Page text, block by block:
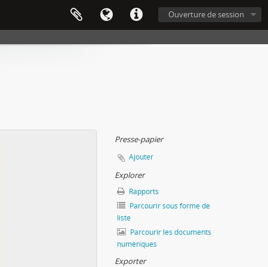
Ouverture de session
Presse-papier
Ajouter
Explorer
Rapports
Parcourir sous forme de
liste
Parcourir les documents
numériques
Exporter